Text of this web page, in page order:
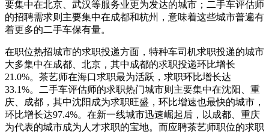
要集中在北京、武汉等服务业更为发达的城市；二手车评估师
的招聘需求则主要集中在成都和杭州，意味着这些城市普遍有
着更多的二手车保有量。
在职位热招城市的求职投递方面，特种车司机求职投递的城市
大多集中在成都、北京，其中成都的求职投递环比增长
21.0%。茶艺师在海口求职最为活跃，求职环比增长达
33.1%。二手车评估师的求职热门城市则主要集中在沈阳、重
庆、成都，其中沈阳成为求职旺盛，环比增速也最快的城市，
环比增长达97.4%。在新一线城市迅速崛起后，以成都、重庆
为代表的城市成为人才求职的宝地。而应聘茶艺师职位的求职